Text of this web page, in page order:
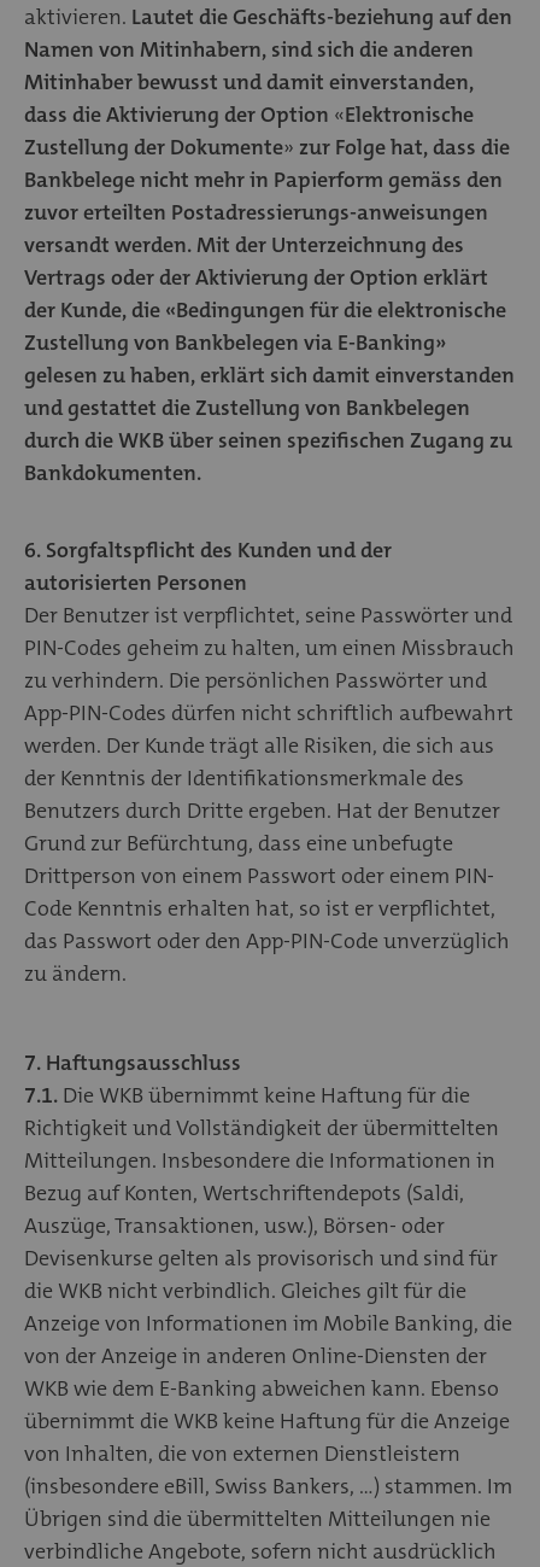
aktivieren. Lautet die Geschäfts-beziehung auf den
Namen von Mitinhabern, sind sich die anderen
Mitinhaber bewusst und damit einverstanden,
dass die Aktivierung der Option «Elektronische
Zustellung der Dokumente» zur Folge hat, dass die
Bankbelege nicht mehr in Papierform gemäss den
zuvor erteilten Postadressierungs-anweisungen
versandt werden. Mit der Unterzeichnung des
Vertrags oder der Aktivierung der Option erklärt
der Kunde, die «Bedingungen für die elektronische
Zustellung von Bankbelegen via E-Banking»
gelesen zu haben, erklärt sich damit einverstanden
und gestattet die Zustellung von Bankbelegen
durch die WKB über seinen spezifischen Zugang zu
Bankdokumenten.
6. Sorgfaltspflicht des Kunden und der
autorisierten Personen
Der Benutzer ist verpflichtet, seine Passwörter und
PIN-Codes geheim zu halten, um einen Missbrauch
zu verhindern. Die persönlichen Passwörter und
App-PIN-Codes dürfen nicht schriftlich aufbewahrt
werden. Der Kunde trägt alle Risiken, die sich aus
der Kenntnis der Identifikationsmerkmale des
Benutzers durch Dritte ergeben. Hat der Benutzer
Grund zur Befürchtung, dass eine unbefugte
Drittperson von einem Passwort oder einem PIN-
Code Kenntnis erhalten hat, so ist er verpflichtet,
das Passwort oder den App-PIN-Code unverzüglich
zu ändern.
7. Haftungsausschluss
7.1. Die WKB übernimmt keine Haftung für die
Richtigkeit und Vollständigkeit der übermittelten
Mitteilungen. Insbesondere die Informationen in
Bezug auf Konten, Wertschriftendepots (Saldi,
Auszüge, Transaktionen, usw.), Börsen- oder
Devisenkurse gelten als provisorisch und sind für
die WKB nicht verbindlich. Gleiches gilt für die
Anzeige von Informationen im Mobile Banking, die
von der Anzeige in anderen Online-Diensten der
WKB wie dem E-Banking abweichen kann. Ebenso
übernimmt die WKB keine Haftung für die Anzeige
von Inhalten, die von externen Dienstleistern
(insbesondere eBill, Swiss Bankers, ...) stammen. Im
Übrigen sind die übermittelten Mitteilungen nie
verbindliche Angebote, sofern nicht ausdrücklich